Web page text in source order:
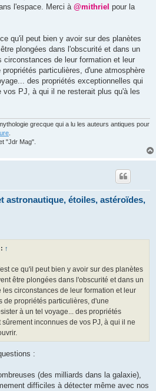
l'espace. Merci à @mithriel pour la
qu'il peut bien y avoir sur des planètes
plongées dans l'obscurité et dans un
de leur formation et leur
particulières, d'une atmosphère
des propriétés exceptionnelles qui
vos PJ, à qui il ne resterait plus qu'à les
grecque qui a lu les auteurs antiques pour
"Jdr Mag".
astronautique, étoiles, astéroïdes,
↑
ce qu'il peut bien y avoir sur des planètes
être plongées dans l'obscurité et dans un
les circonstances de leur formation et leur
de propriétés particulières, d'une
à un tel voyage... des propriétés
inconnues de vos PJ, à qui il ne
:
(des milliards dans la galaxie),
difficiles à détecter même avec nos